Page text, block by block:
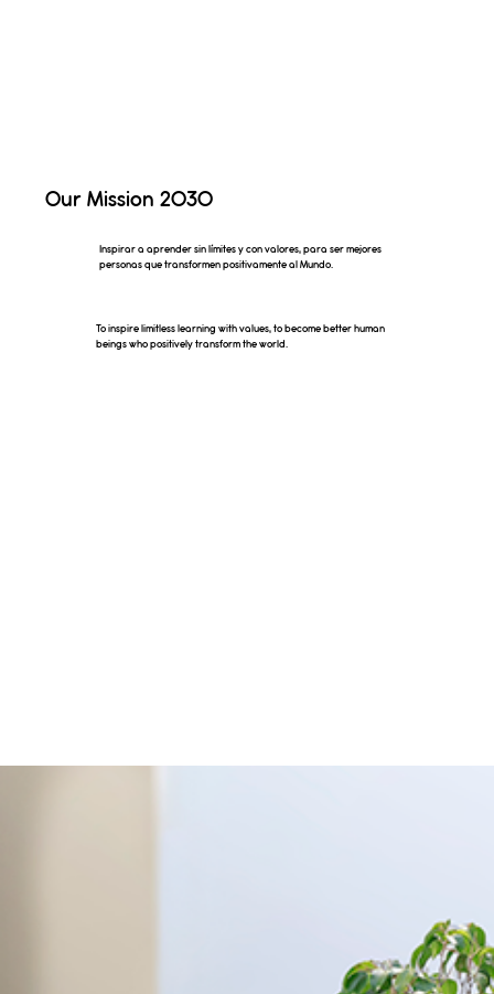
Our Mission 2030
Inspirar a aprender sin límites y con valores, para ser mejores
personas que transformen positivamente al Mundo.
To inspire limitless learning with values, to become better human
beings who positively transform the world.